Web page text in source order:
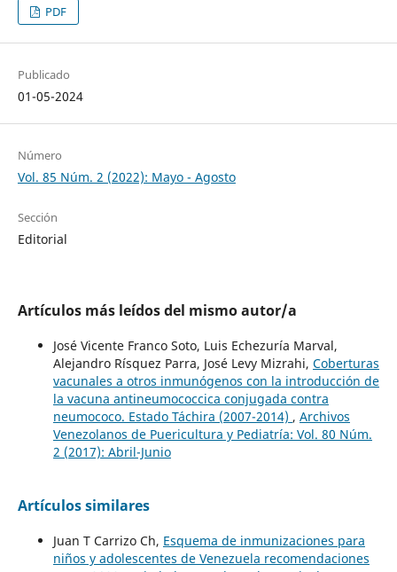
PDF
Publicado
01-05-2024
Número
Vol. 85 Núm. 2 (2022): Mayo - Agosto
Sección
Editorial
Artículos más leídos del mismo autor/a
José Vicente Franco Soto, Luis Echezuría Marval,
Alejandro Rísquez Parra, José Levy Mizrahi, Coberturas
vacunales a otros inmunógenos con la introducción de
la vacuna antineumococcica conjugada contra
neumococo. Estado Táchira (2007-2014) , Archivos
Venezolanos de Puericultura y Pediatría: Vol. 80 Núm.
2 (2017): Abril-Junio
Artículos similares
Juan T Carrizo Ch, Esquema de inmunizaciones para
niños y adolescentes de Venezuela recomendaciones